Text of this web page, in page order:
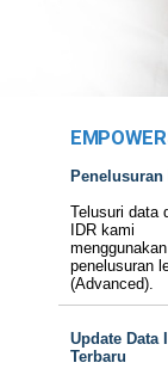
Penelusuran
Telusuri data
IDR kami
penelusuran
(Advanced).
Update Data
Terbaru